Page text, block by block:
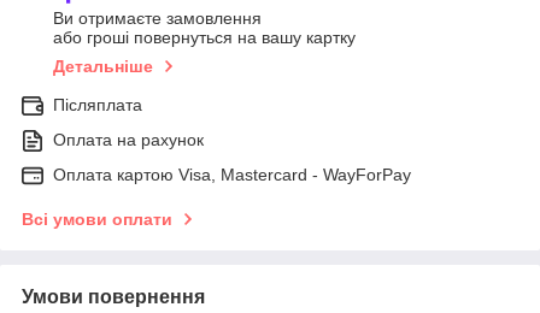
Ви отримаєте замовлення
або гроші повернуться на вашу картку
Детальніше
Післяплата
Оплата на рахунок
Оплата картою Visa, Mastercard - WayForPay
Всі умови оплати
Умови повернення